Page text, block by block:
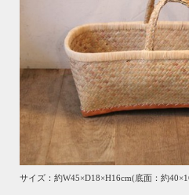
サイズ：約W45×D18×H16cm(底面：約